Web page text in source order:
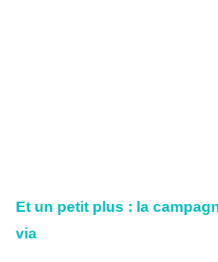
Et un petit plus : la
via